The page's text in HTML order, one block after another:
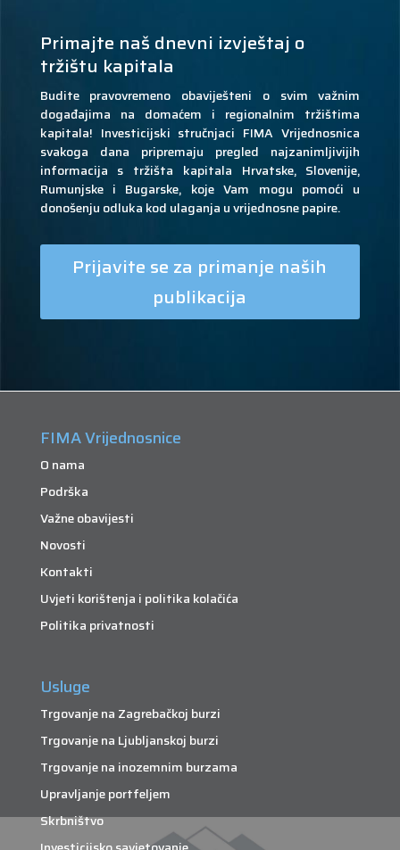
Primajte naš dnevni izvještaj o
tržištu kapitala
Budite pravovremeno obaviješteni o svim važnim
događajima na domaćem i regionalnim tržištima
kapitala! Investicijski stručnjaci FIMA Vrijednosnica
svakoga dana pripremaju pregled najzanimljivijih
informacija s tržišta kapitala Hrvatske, Slovenije,
Rumunjske i Bugarske, koje Vam mogu pomoći u
donošenju odluka kod ulaganja u vrijednosne papire.
Prijavite se za primanje naših
publikacija
FIMA Vrijednosnice
O nama
Podrška
Važne obavijesti
Novosti
Kontakti
Uvjeti korištenja i politika kolačića
Politika privatnosti
Usluge
Trgovanje na Zagrebačkoj burzi
Trgovanje na Ljubljanskoj burzi
Trgovanje na inozemnim burzama
Upravljanje portfeljem
Skrbništvo